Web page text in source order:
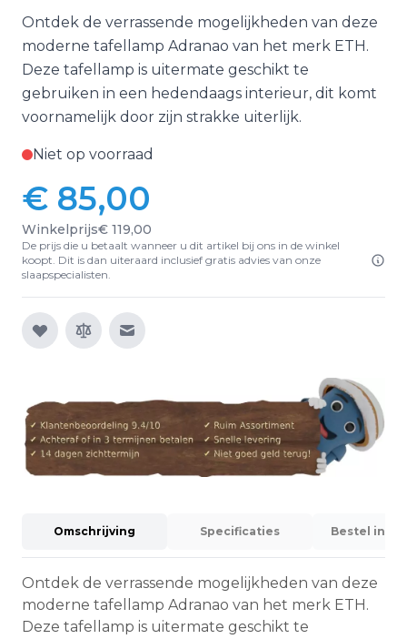
Ontdek de verrassende mogelijkheden van deze
moderne tafellamp Adranao van het merk ETH.
Deze tafellamp is uitermate geschikt te
gebruiken in een hedendaags interieur, dit komt
voornamelijk door zijn strakke uiterlijk.
Niet op voorraad
€ 85,00
Winkelprijs€ 119,00
De prijs die u betaalt wanneer u dit artikel bij ons in de winkel
koopt. Dit is dan uiteraard inclusief gratis advies van onze
slaapspecialisten.
E-mail naar een vriend
Omschrijving Specificaties Bestel
Ontdek de verrassende mogelijkheden van deze
moderne tafellamp Adranao van het merk ETH.
Deze tafellamp is uitermate geschikt te